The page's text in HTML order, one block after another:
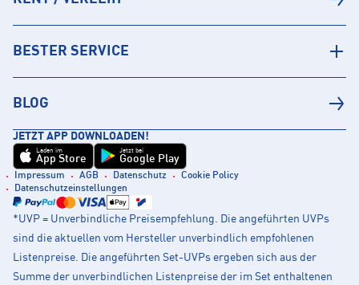
BESTER SERVICE
BLOG
JETZT APP DOWNLOADEN!
Laden im
App Store
Jetzt bei
Google Play
Impressum AGB Datenschutz
Cookie Policy
Datenschutzeinstellungen
*UVP = Unverbindliche Preisempfehlung. Die angeführten UVPs
sind die aktuellen vom Hersteller unverbindlich empfohlenen
Listenpreise. Die angeführten Set-UVPs ergeben sich aus der
Summe der unverbindlichen Listenpreise der im Set enthaltenen